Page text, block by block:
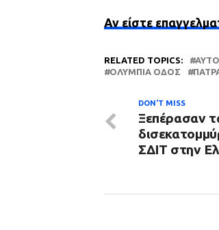
Αν είστε
RELATED TOPICS:
ΟΛΥΜΠΊΑ ΟΔΌΣ
DON'T MISS
Ξεπέρασαν
ΣΔΙΤ στην